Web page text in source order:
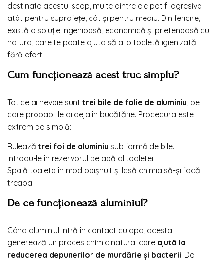
destinate acestui scop, multe dintre ele pot fi agresive
atât pentru suprafețe, cât și pentru mediu. Din fericire,
există o soluție ingenioasă, economică și prietenoasă cu
natura, care te poate ajuta să ai o toaletă igienizată
fără efort.
Cum funcționează acest truc simplu?
Tot ce ai nevoie sunt trei bile de folie de aluminiu , pe
care probabil le ai deja în bucătărie. Procedura este
extrem de simplă:
Rulează trei foi de aluminiu sub formă de bile.
Introdu-le în rezervorul de apă al toaletei.
Spală toaleta în mod obișnuit și lasă chimia să-și facă
treaba.
De ce funcționează aluminiul?
Când aluminiul intră în contact cu apa, acesta
generează un proces chimic natural care ajută la
reducerea depunerilor de murdărie și bacterii. De